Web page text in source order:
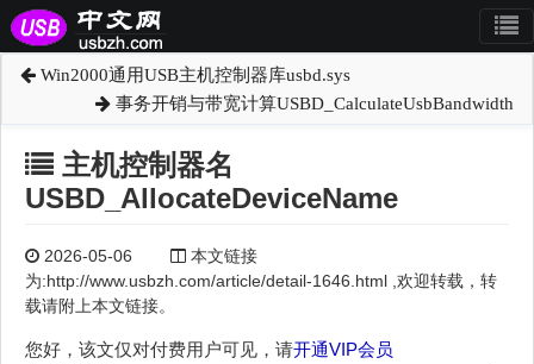
Win2000通用USB主机控制器库usbd.sys
事务开销与带宽计算USBD_CalculateUsbBandwidth
主机控制器名
USBD_AllocateDeviceName
2026-05-06
本文链接
为:http://www.usbzh.com/article/detail-1646.html ,欢迎转载，转
载请附上本文链接。
您好，该文仅对付费用户可见，请开通VIP会员